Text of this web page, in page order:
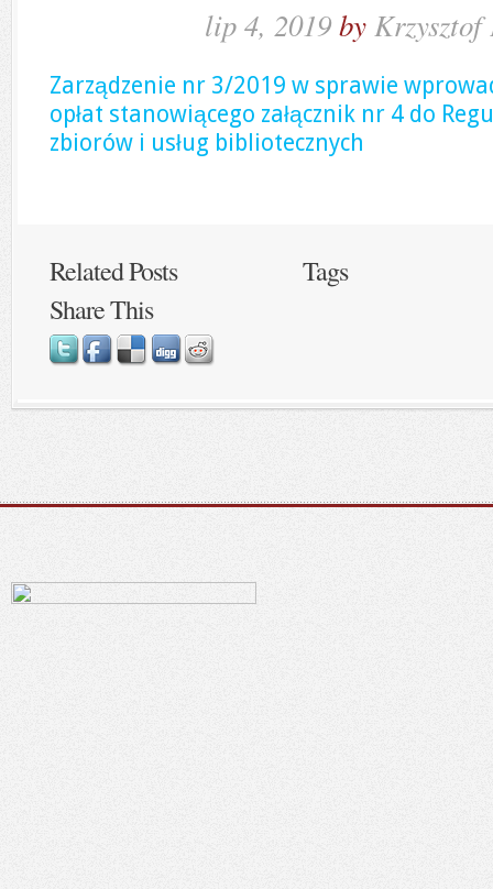
lip 4, 2019by
Zarządzenie nr 3/2019 w sprawie
opłat stanowiącego załącznik nr 4 do
zbiorów i usług bibliotecznych
Related Posts
Tags
Share This